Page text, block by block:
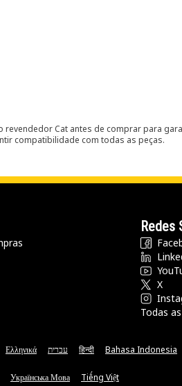
revendedor Cat antes de comprar para
compatibilidade com todas as peças.
Redes
X
Todas
Ελληνικά עברית हिन्दी Bahasa Indonesia
Українська Мова Tiếng Việt